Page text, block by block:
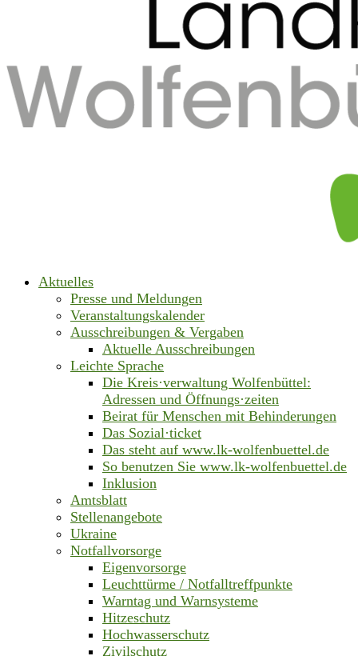
Aktuelles
Presse und Meldungen
Veranstaltungskalender
Ausschreibungen & Vergaben
Aktuelle Ausschreibungen
Leichte Sprache
Die Kreis·verwaltung Wolfenbüttel:
Adressen und Öffnungs·zeiten
Beirat für Menschen mit Behinderungen
Das Sozial·ticket
Das steht auf www.lk-wolfenbuettel.de
So benutzen Sie www.lk-wolfenbuettel.de
Inklusion
Amtsblatt
Stellenangebote
Ukraine
Notfallvorsorge
Eigenvorsorge
Leuchttürme / Notfalltreffpunkte
Warntag und Warnsysteme
Hitzeschutz
Hochwasserschutz
Zivilschutz